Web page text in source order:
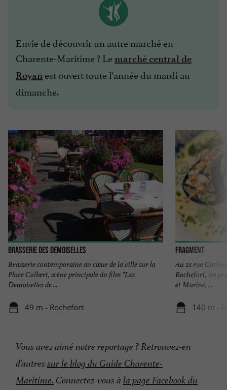
Envie de découvrir un autre marché en
Charente-Maritime ? Le marché central de
Royan est ouvert toute l’année du mardi au
dimanche.
Brasserie des Demoiselles
Brasserie contemporaine au cœur de la ville sur la
Place Colbert, scène principale du film "Les
Demoiselles de ...
49 m - Rochefort
Fragment
Au 21 rue
Rochefort, un
et Marine, ...
140 m -
Vous avez aimé notre reportage ? Retrouvez-en
d’autres sur le blog du Guide Charente-
Maritime. Connectez-vous à la page Facebook du